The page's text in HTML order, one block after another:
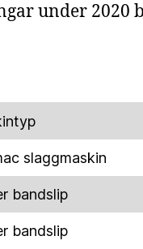
under 2020
slaggmaskin
bandslip
bandslip